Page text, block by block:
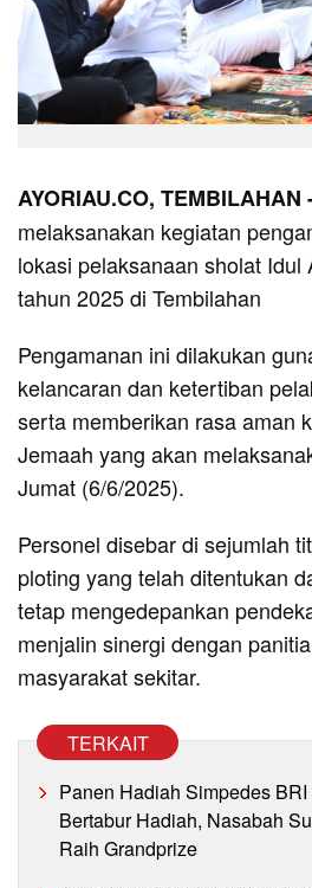
AYORIAU.CO, TEMBILAHAN
melaksanakan kegiatan
lokasi pelaksanaan sholat Idul
tahun 2025 di Tembilahan
Pengamanan ini dilakukan
kelancaran dan ketertiban
serta memberikan rasa aman
Jemaah yang akan
Jumat (6/6/2025).
Personel disebar di sejumlah
ploting yang telah ditentukan
tetap mengedepankan
menjalin sinergi dengan
masyarakat sekitar.
TERKAIT
Panen Hadiah Simpedes
Bertabur Hadiah, Nasabah
Raih Grandprize